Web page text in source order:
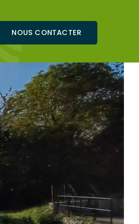
NOUS CONTACTER